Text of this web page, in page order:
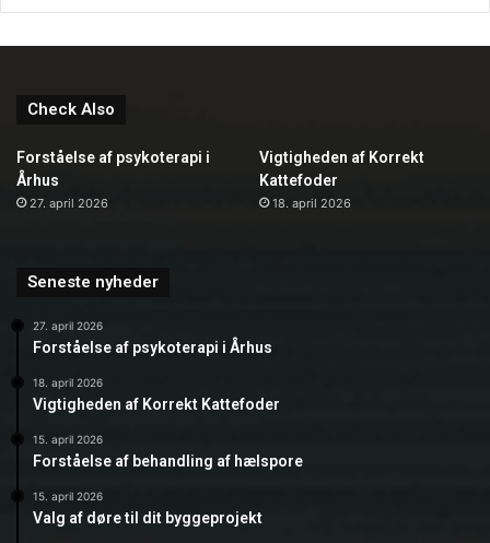
Check Also
Forståelse af psykoterapi i
Århus
27. april 2026
Vigtigheden af Korrekt
Kattefoder
18. april 2026
Seneste nyheder
27. april 2026
Forståelse af psykoterapi i Århus
18. april 2026
Vigtigheden af Korrekt Kattefoder
15. april 2026
Forståelse af behandling af hælspore
15. april 2026
Valg af døre til dit byggeprojekt